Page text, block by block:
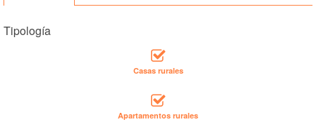
Tipología
Casas rurales
Apartamentos rurales